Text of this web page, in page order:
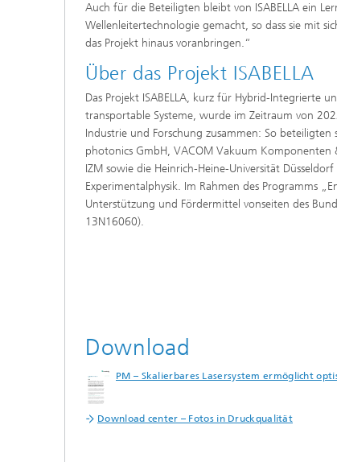
Auch für die Beteiligten bleibt von ISABELLA ein
Wellenleitertechnologie gemacht, so dass sie mit
das Projekt hinaus voranbringen.“
Über das Projekt ISABELLA
Das Projekt ISABELLA, kurz für Hybrid-Integrierte
transportable Systeme, wurde im Zeitraum von
Industrie und Forschung zusammen: So
photonics GmbH, VACOM Vakuum
IZM sowie die Heinrich-Heine-Universität
Experimentalphysik. Im Rahmen des Programms
Unterstützung und Fördermittel vonseiten des
13N16060).
Download
PM – Skalierbares Lasersystem ermöglicht
Download center – Fotos in Druckqualität